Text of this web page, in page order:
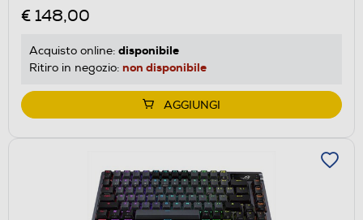
€ 148,00
Acquisto online: disponibile
Ritiro in negozio: non disponibile
AGGIUNGI